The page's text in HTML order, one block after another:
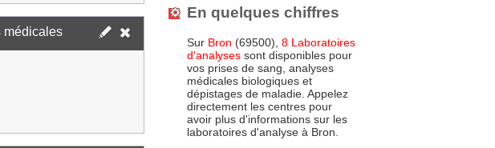
médicales
En quelques chiffres
Sur Bron (69500), 8 Laboratoires
d'analyses sont disponibles pour
vos prises de sang, analyses
médicales biologiques et
dépistages de maladie. Appelez
directement les centres pour
avoir plus d'informations sur les
laboratoires d'analyse à Bron.